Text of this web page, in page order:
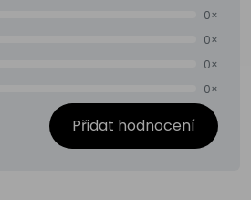
0×
0×
0×
0×
Přidat hodnocení